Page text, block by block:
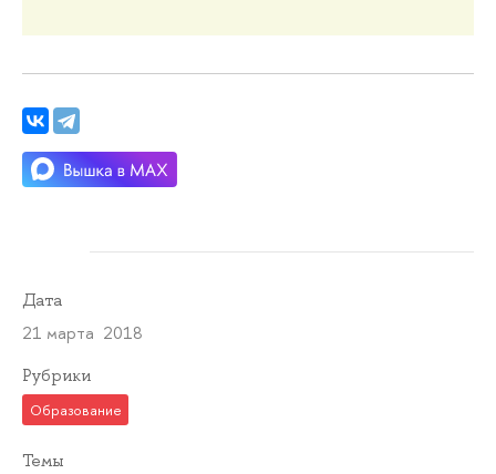
Дата
21 марта 2018
Рубрики
Образование
Темы